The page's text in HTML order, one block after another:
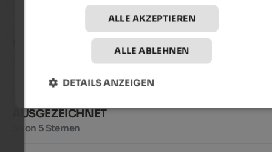
- August 2025
gereist als Älteres Paar
AUSGEZEICHNET
5 von 5 Sternen
ALLE AKZEPTIEREN
ALLE ABLEHNEN
DETAILS ANZEIGEN